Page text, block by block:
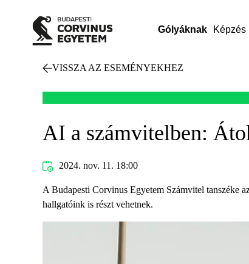
Gólyáknak Képzés
VISSZA AZ ESEMÉNYEKHEZ
AI a számvitelben:
2024. nov. 11. 18:00
A Budapesti Corvinus Egyetem Számvitel tanszéke
hallgatóink is részt vehetnek.